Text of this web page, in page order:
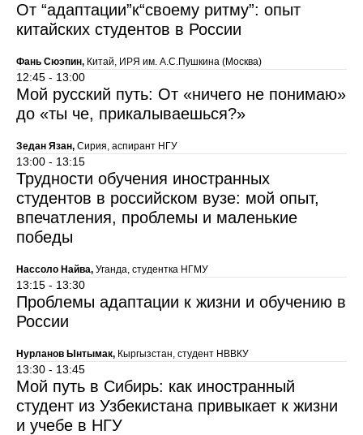
От “адаптации”к“своему ритму”: опыт
китайских студентов в России
Фань Сюэпин, Китай, ИРЯ им. А.С.Пушкина (Москва)
12:45 - 13:00
Мой русский путь: От «ничего не понимаю»
до «ты че, прикалываешься?»
Зедан Язан, Сирия, аспирант НГУ
13:00 - 13:15
Трудности обучения иностранных
студентов в российском вузе: мой опыт,
впечатления, проблемы и маленькие
победы
Нассоло Найва, Уганда, студентка НГМУ
13:15 - 13:30
Проблемы адаптации к жизни и обучению в
России
Нурланов Ынтымак, Кыргызстан, студент НВВКУ
13:30 - 13:45
Мой путь в Сибирь: как иностранный
студент из Узбекистана привыкает к жизни
и учебе в НГУ